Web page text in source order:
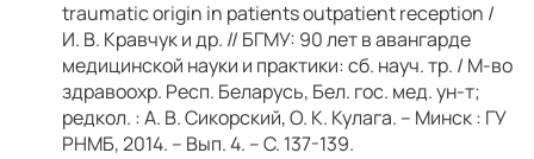
traumatic origin in patients outpatient reception /
И. В. Кравчук и др. // БГМУ: 90 лет в авангарде
медицинской науки и практики: сб. науч. тр. / М-во
здравоохр. Респ. Беларусь, Бел. гос. мед. ун-т;
редкол. : А. В. Сикорский, О. К. Кулага. – Минск : ГУ
РНМБ, 2014. – Вып. 4. – С. 137-139.